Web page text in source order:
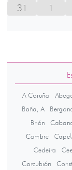
31
1
A Coruña
Baña, A
Brión
Cambre
Cedeira
Corcubión